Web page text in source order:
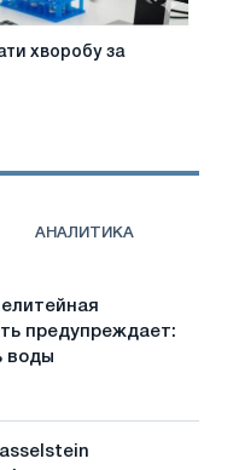
хворобу за
АНАЛИТИКА
предупреждает:
воды